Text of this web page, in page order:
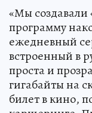
«Мы создавали
программу
ежедневный
встроенный в
проста и
гигабайты на
билет в кино,